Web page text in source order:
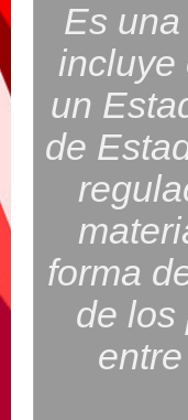
Es
incluye
un
de
forma
de los